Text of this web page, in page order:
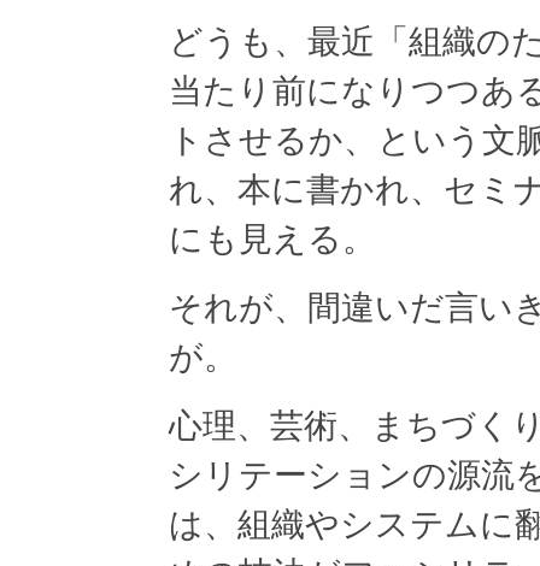
どうも、最近「組織の
当たり前になりつつあ
トさせるか、という文
れ、本に書かれ、セミ
にも見える。
それが、間違いだ言い
が。
心理、芸術、まちづく
シリテーションの源流
は、組織やシステムに